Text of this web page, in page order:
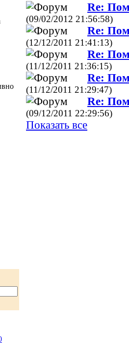
Re:
(09/02/2012 21:56:58)
Re:
(12/12/2011 21:41:13)
Re:
(11/12/2011 21:36:15)
Re:
(11/12/2011 21:29:47)
Re:
(09/12/2011 22:29:56)
Показать все